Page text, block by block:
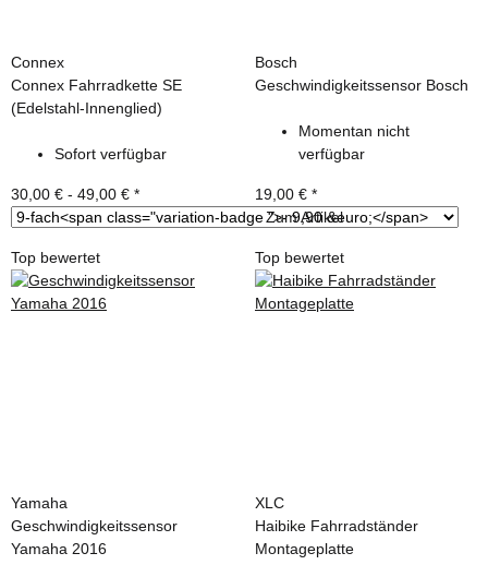
Connex
Connex Fahrradkette SE
(Edelstahl-Innenglied)
Sofort verfügbar
30,00 € - 49,00 € *
Bosch
Geschwindigkeitssensor Bosch
Momentan nicht
verfügbar
19,00 € *
Zum Artikel
Top bewertet
Yamaha
Geschwindigkeitssensor
Yamaha 2016
Top bewertet
XLC
Haibike Fahrradständer
Montageplatte